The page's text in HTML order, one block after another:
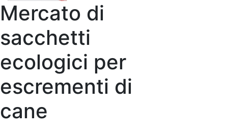
Mercato di
sacchetti
ecologici per
escrementi di
cane